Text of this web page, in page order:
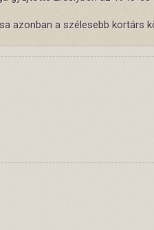
azonban a szélesebb kortárs